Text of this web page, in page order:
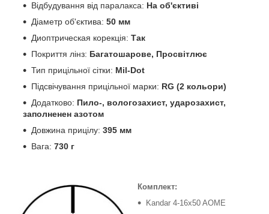
Відбудування від паралакса: На об'єктиві
Діаметр об'єктива: 50 мм
Диоптрическая корекція: Так
Покриття лінз: Багатошарове, Просвітлює
Тип прицільної сітки: Mil-Dot
Підсвічування прицільної марки: RG (2 кольори)
Додатково: Пило-, вологозахист, ударозахист,
заполненен азотом
Довжина прицілу: 395 мм
Вага: 730 г
Комплект:
Kandar 4-16x50 AOME